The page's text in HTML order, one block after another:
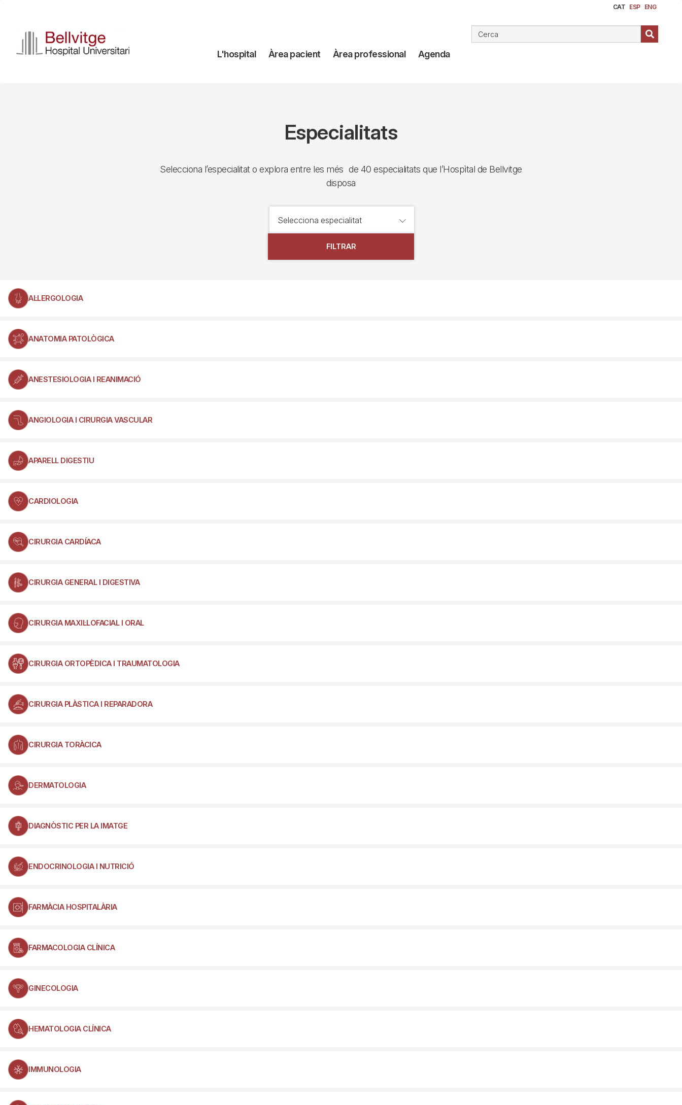
contingut
CAT ESP ENG
Navegación
L'hospital Àrea pacient Àrea professional Agenda
Especialitats
Selecciona l’especialitat o explora entre les més de 40 especialitats que l’Hospìtal de Bellvitge
disposa
FILTRAR
AL·LERGOLOGIA
ANATOMIA PATOLÒGICA
ANESTESIOLOGIA I REANIMACIÓ
ANGIOLOGIA I CIRURGIA VASCULAR
APARELL DIGESTIU
CARDIOLOGIA
CIRURGIA CARDÍACA
CIRURGIA GENERAL I DIGESTIVA
CIRURGIA MAXIL·LOFACIAL I ORAL
CIRURGIA ORTOPÈDICA I TRAUMATOLOGIA
CIRURGIA PLÀSTICA I REPARADORA
CIRURGIA TORÀCICA
DERMATOLOGIA
DIAGNÒSTIC PER LA IMATGE
ENDOCRINOLOGIA I NUTRICIÓ
FARMÀCIA HOSPITALÀRIA
FARMACOLOGIA CLÍNICA
GINECOLOGIA
HEMATOLOGIA CLÍNICA
IMMUNOLOGIA